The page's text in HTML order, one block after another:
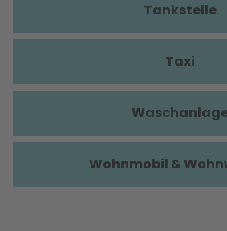
Tankstelle
Taxi
Wohnmobil &